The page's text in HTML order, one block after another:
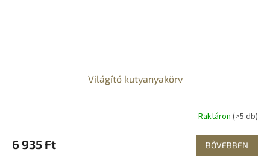
Világító kutyanyakörv
Raktáron (>5 db)
6 935 Ft BŐVEBBEN